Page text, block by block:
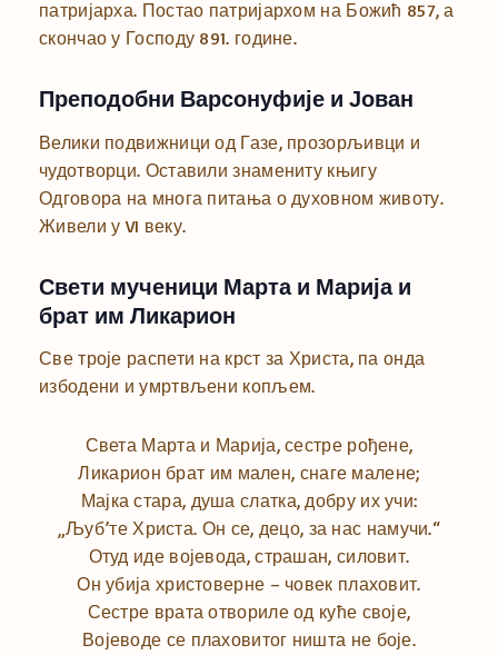
патријарха. Постао патријархом на Божић 857, а
скончао у Господу 891. године.
Преподобни Варсонуфије и Јован
Велики подвижници од Газе, прозорљивци и
чудотворци. Оставили знамениту књигу
Одговора на многа питања о духовном животу.
Живели у VI веку.
Свети мученици Марта и Марија и
брат им Ликарион
Све троје распети на крст за Христа, па онда
избодени и умртвљени копљем.
Света Марта и Марија, сестре рођене,
Ликарион брат им мален, снаге малене;
Мајка стара, душа слатка, добру их учи:
„Љуб’те Христа. Он се, децо, за нас намучи.“
Отуд иде војевода, страшан, силовит.
Он убија христоверне – човек плаховит.
Сестре врата отвориле од куће своје,
Војеводе се плаховитог ништа не боје.